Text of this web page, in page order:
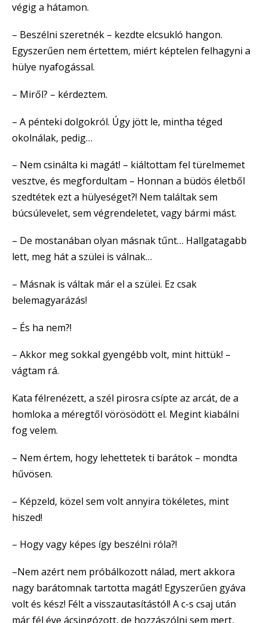
végig a hátamon.
– Beszélni szeretnék – kezdte elcsukló hangon.
Egyszerűen nem értettem, miért képtelen felhagyni a
hülye nyafogással.
– Miről? – kérdeztem.
– A pénteki dolgokról. Úgy jött le, mintha téged
okolnálak, pedig…
– Nem csinálta ki magát! – kiáltottam fel türelmemet
vesztve, és megfordultam – Honnan a büdös életből
szedtétek ezt a hülyeséget?! Nem találtak sem
búcsúlevelet, sem végrendeletet, vagy bármi mást.
– De mostanában olyan másnak tűnt… Hallgatagabb
lett, meg hát a szülei is válnak…
– Másnak is váltak már el a szülei. Ez csak
belemagyarázás!
– És ha nem?!
– Akkor meg sokkal gyengébb volt, mint hittük! –
vágtam rá.
Kata félrenézett, a szél pirosra csípte az arcát, de a
homloka a méregtől vörösödött el. Megint kiabálni
fog velem.
– Nem értem, hogy lehettetek ti barátok – mondta
hűvösen.
– Képzeld, közel sem volt annyira tökéletes, mint
hiszed!
– Hogy vagy képes így beszélni róla?!
–Nem azért nem próbálkozott nálad, mert akkora
nagy barátomnak tartotta magát! Egyszerűen gyáva
volt és kész! Félt a visszautasítástól! A c-s csaj után
már fél éve ácsingózott, de hozzászólni sem mert,